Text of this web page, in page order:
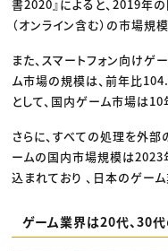
書2020』によると、2019年
（オンライン含む）の市場規
また、スマートフォン向けゲ
ム市場の規模は、前年比
として、国内ゲーム市場は10
さらに、すべての処理を外
ームの国内市場規模は
込まれており 、日本のゲー
ゲーム業界は20代、30